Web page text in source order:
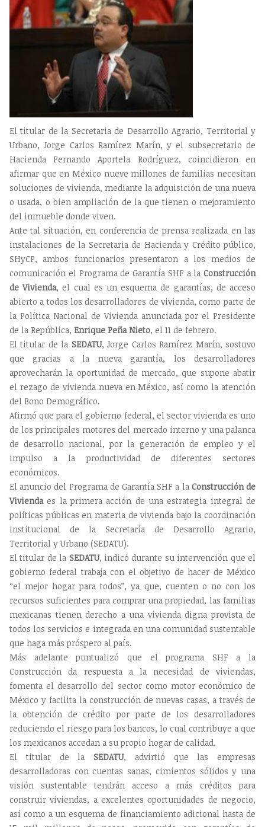
El titular de la Secretaria de Desarrollo Agrario, Territorial y
Urbano, Jorge Carlos Ramírez Marín, y el subsecretario de
Hacienda Fernando Aportela Rodríguez, coincidieron en
afirmar que en México nueve millones de familias necesitan
soluciones de vivienda, mediante la adquisición de una nueva
o usada, o bien ampliación de la que tienen o mejoramiento
del inmueble donde viven.
Ante tal situación, en conferencia de prensa realizada en las
instalaciones de la Secretaria de Hacienda y Crédito público,
SHyCP, ambos funcionarios presentaron a los medios de
comunicación el Programa de Garantía SHF a la Construcción
de Vivienda, el cual es un esquema de garantías, de acceso
abierto a todos los desarrolladores de vivienda, como parte de
la Política Nacional de Vivienda anunciada por el Presidente
de la República, Enrique Peña Nieto, el 11 de febrero.
El titular de la SEDATU, Jorge Carlos Ramírez Marín, sostuvo
que gracias a la nueva garantía, los desarrolladores
aprovecharán la oportunidad de mercado, que supone abatir
el rezago de vivienda nueva en México, así como la atención
del Bono Demográfico.
Afirmó que para el gobierno federal, el sector vivienda es uno
de los principales motores del mercado interno y una palanca
de desarrollo nacional, por la generación de empleo y el
impulso a la productividad de diferentes sectores
económicos.
El anuncio del Programa de Garantía SHF a la Construcción de
Viviendaes la primera acción de una estrategia integral de
políticas públicas en materia de vivienda bajo la coordinación
institucional de la Secretaría de Desarrollo Agrario,
Territorial y Urbano (SEDATU).
El titular de la SEDATU, indicó durante su intervención que el
gobierno federal trabaja con el objetivo de hacer de México
“el mejor hogar para todos”, ya que, cuenten o no con los
recursos suficientes para comprar una propiedad, las familias
mexicanas tienen derecho a una vivienda digna provista de
todos los servicios e integrada en una comunidad sustentable
que haga más próspero al país.
Más adelante puntualizó que el programa SHF a la
Construcción da respuesta a la necesidad de viviendas,
fomenta el desarrollo del sector como motor económico de
México y facilita la construcción de nuevas casas, a través de
la obtención de crédito por parte de los desarrolladores
reduciendo el riesgo para los bancos, lo cual contribuye a que
los mexicanos accedan a su propio hogar de calidad.
El titular de la SEDATU, advirtió que las empresas
desarrolladoras con cuentas sanas, cimientos sólidos y una
visión sustentable tendrán acceso a más créditos para
construir viviendas, a excelentes oportunidades de negocio,
así como a un esquema de financiamiento adicional hasta de